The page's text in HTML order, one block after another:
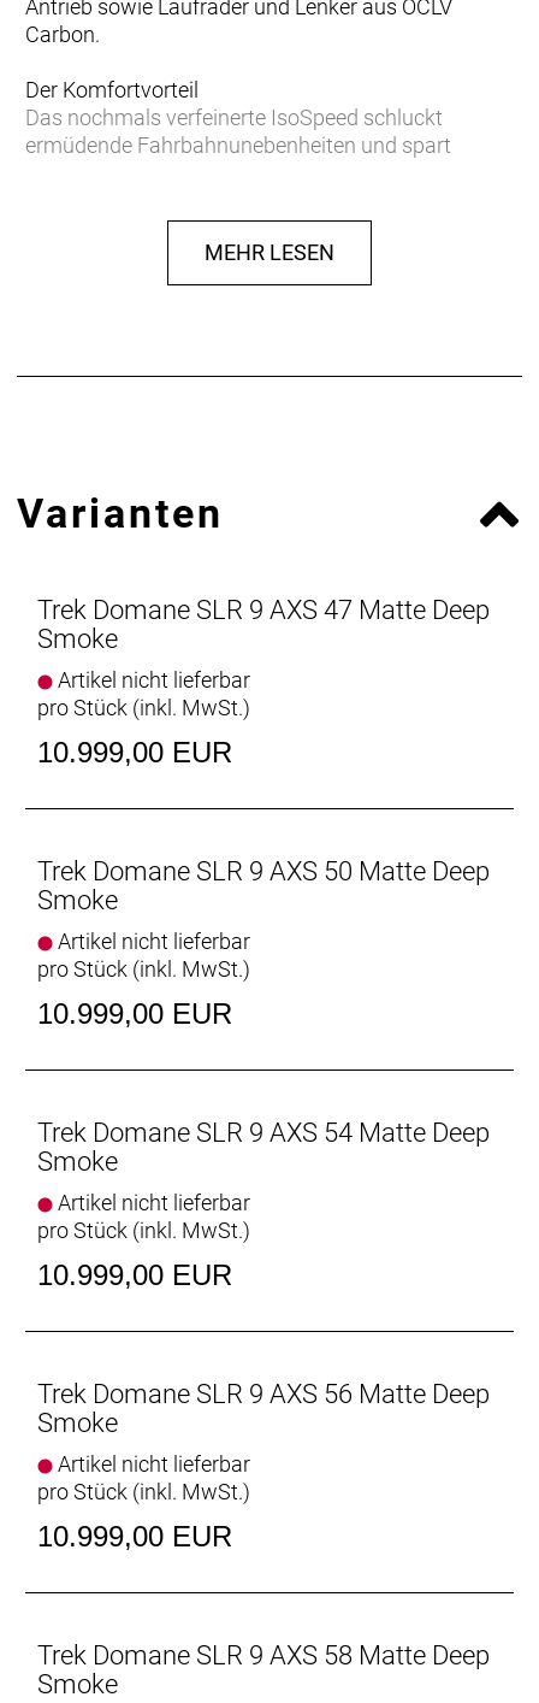
Antrieb sowie Laufräder und Lenker aus OCLV
Carbon.
Der Komfortvorteil
Das nochmals verfeinerte IsoSpeed schluckt
ermüdende Fahrbahnunebenheiten und spart
Podium-erprobter Speed
Das neue Domane Carbon ist aufgrund der
Unser bestes und leichtestes 800 Series OCLV
Carbon sowie eine neue gewichtsoptimierte
Vielseitige Reifenfreiheit
Ausgestattet ist es mit schnell rollenden 32 mm
breiten Reifen, aber dank der Reifenfreiheit bis 38-
mm-Reifen kannst du von glattem Asphalt bis
leichtem Schotter alles unter die Räder nehmen.
Interne Aufbewahrung
Aufnahmepunkten am Oberrohr hast du auf deinen
Ganztagestouren stets genug Stauraum zur
Raffinierte Integration
Das Domane mit seiner verborgenen
Zug-/Leitungsführung und der verborgenen
Geschlecht: Uni
Rahmen: 800 Series OCLV Carbon, IsoSpeed,
integriertes Staufach, konisches Steuerrohr, interne
Flat Mount-Scheibenbremsaufnahme, 142 x12 mm
Rahmenmaterial: Carbon
Gangschaltung: SRAM RED AXS E1, max. 36 Z. an
größtem Ritzel
Anzahl Gänge: 1
E1
Hinterradbremse: SRAM Paceline X, abgerundet,
MEHR LESEN
Varianten
Trek Domane SLR 9 AXS 47 Matte Deep
Smoke
Artikel nicht lieferbar
pro Stück (inkl. MwSt.)
10.999,00 EUR
Trek Domane SLR 9 AXS 50 Matte Deep
Smoke
Artikel nicht lieferbar
pro Stück (inkl. MwSt.)
10.999,00 EUR
Trek Domane SLR 9 AXS 54 Matte Deep
Smoke
Artikel nicht lieferbar
pro Stück (inkl. MwSt.)
10.999,00 EUR
Trek Domane SLR 9 AXS 56 Matte Deep
Smoke
Artikel nicht lieferbar
pro Stück (inkl. MwSt.)
10.999,00 EUR
Trek Domane SLR 9 AXS 58 Matte Deep
Smoke